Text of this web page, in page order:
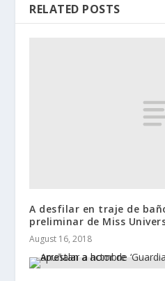
RELATED POSTS
A desfilar en traje de
preliminar de Miss
August 16, 2018